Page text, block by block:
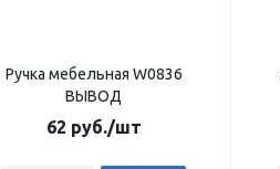
Ручка мебельная W0836
ВЫВОД
62 руб./шт